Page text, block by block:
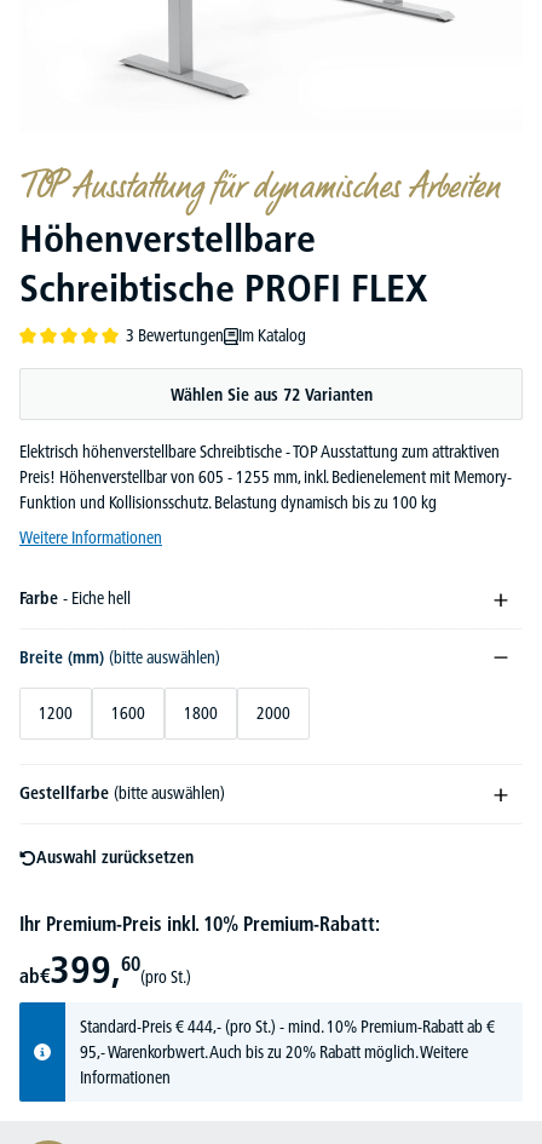
TOP Ausstattung für dynamisches Arbeiten
Höhenverstellbare
Schreibtische PROFI FLEX
3 Bewertungen Im Katalog
Wählen Sie aus 72 Varianten
Elektrisch höhenverstellbare Schreibtische - TOP Ausstattung zum attraktiven
Preis! Höhenverstellbar von 605 - 1255 mm, inkl. Bedienelement mit Memory-
Funktion und Kollisionsschutz. Belastung dynamisch bis zu 100 kg
Weitere Informationen
Farbe - Eiche hell
Breite (mm) (bitte auswählen)
1200 1600 1800 2000
Gestellfarbe (bitte auswählen)
Auswahl zurücksetzen
Ihr Premium-Preis inkl. 10% Premium-Rabatt:
ab€399,60
(pro St.)
Standard-Preis€444,-(pro St.) - mind. 10% Premium-Rabatt ab €
95,- Warenkorbwert. Auch bis zu 20% Rabatt möglich.Weitere
Informationen